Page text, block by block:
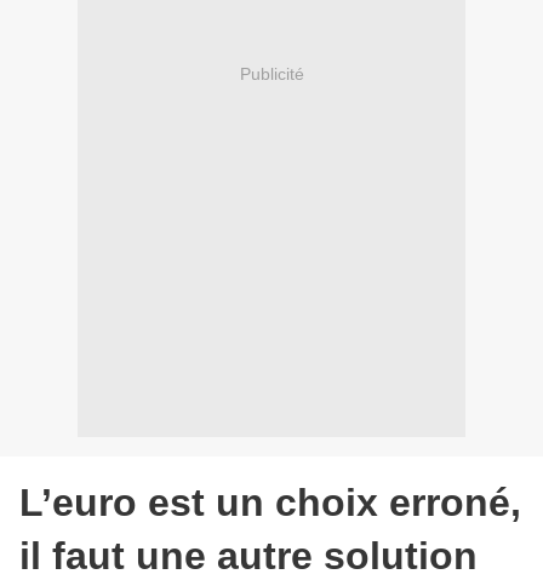
Publicité
L’euro est un choix erroné,
il faut une autre solution